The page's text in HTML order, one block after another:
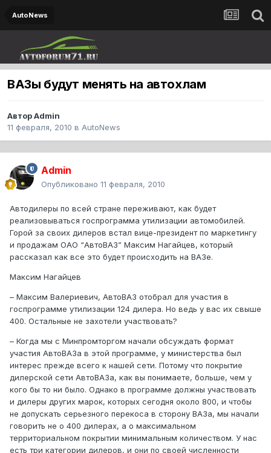
AutoNews
ВАЗы будут менять на автохлам
АвторAdmin
11 февраля, 2010 в AutoNews
Admin
Опубликовано 11 февраля, 2010
Автодилеры по всей стране переживают, как будет
реализовываться госпрограмма утилизации автомобилей.
Горой за своих дилеров встал вице-президент по маркетингу
и продажам ОАО “АвтоВАЗ” Максим Нагайцев, который
рассказал как все это будет происходить на ВАЗе.
Максим Нагайцев
– Максим Валериевич, АвтоВАЗ отобрал для участия в
госпрограмме утилизации 124 дилера. Но ведь у вас их свыше
400. Остальные не захотели участвовать?
– Когда мы с Минпромторгом начали обсуждать формат
участия АвтоВАЗа в этой программе, у министерства был
интерес прежде всего к нашей сети. Потому что покрытие
дилерской сети АвтоВАЗа, как вы понимаете, больше, чем у
кого бы то ни было. Однако в программе должны участвовать
и дилеры других марок, которых сегодня около 800, и чтобы
не допускать серьезного перекоса в сторону ВАЗа, мы начали
говорить не о 400 дилерах, а о максимальном
территориальном покрытии минимальным количеством. У нас
есть три категории дилеров, и они по своей численности